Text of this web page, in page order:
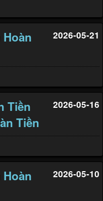
2026-05-21
Tiền
Tiền
2026-05-16
2026-05-10